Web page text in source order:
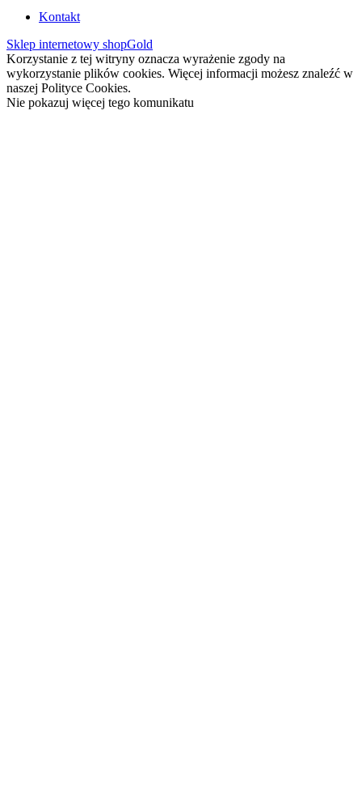
Kontakt
Sklep internetowy shopGold
Korzystanie z tej witryny oznacza wyrażenie zgody na
wykorzystanie plików cookies. Więcej informacji możesz znaleźć w
naszej Polityce Cookies.
Nie pokazuj więcej tego komunikatu